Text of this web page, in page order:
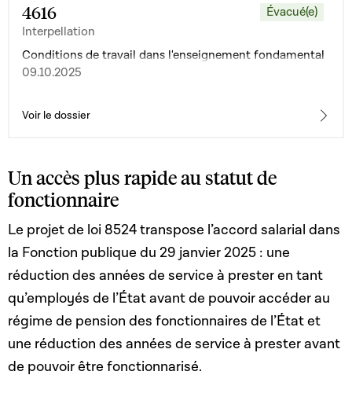
4616
Interpellation
Évacué(e)
Conditions de travail dans l'enseignement fondamental
09.10.2025
Voir le dossier
Un accès plus rapide au statut de
fonctionnaire
Le projet de loi 8524 transpose l’accord salarial dans
la Fonction publique du 29 janvier 2025 : une
réduction des années de service à prester en tant
qu’employés de l’État avant de pouvoir accéder au
régime de pension des fonctionnaires de l’État et
une réduction des années de service à prester avant
de pouvoir être fonctionnarisé.